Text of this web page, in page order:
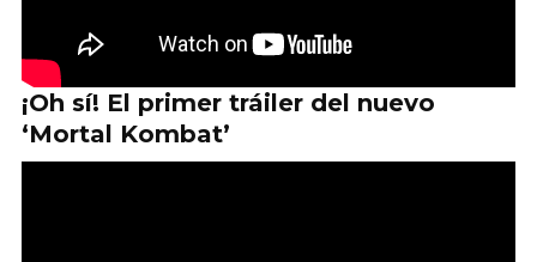
¡Oh sí! El primer tráiler del nuevo
‘Mortal Kombat’